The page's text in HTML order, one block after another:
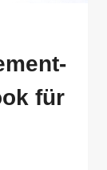
für